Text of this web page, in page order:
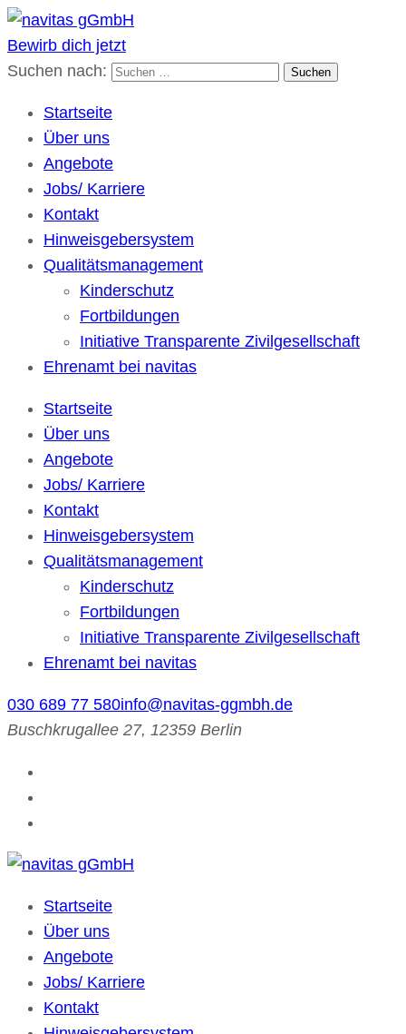
navitas gGmbH
Kulturübergreifende Gesellschaft für soziale Dienste
Bewirb dich jetzt
Suchen nach:
Startseite
Über uns
Angebote
Jobs/ Karriere
Kontakt
Hinweisgebersystem
Qualitätsmanagement
Kinderschutz
Fortbildungen
Initiative Transparente Zivilgesellschaft
Ehrenamt bei navitas
Startseite
Über uns
Angebote
Jobs/ Karriere
Kontakt
Hinweisgebersystem
Qualitätsmanagement
Kinderschutz
Fortbildungen
Initiative Transparente Zivilgesellschaft
Ehrenamt bei navitas
030 689 77 580info@navitas-ggmbh.de
Buschkrugallee 27, 12359 Berlin
navitas gGmbH
Kulturübergreifende Gesellschaft für soziale Dienste
Startseite
Über uns
Angebote
Jobs/ Karriere
Kontakt